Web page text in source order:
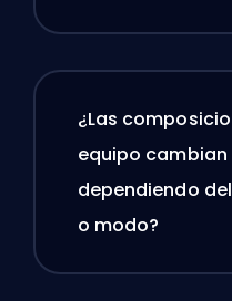
¿Las
equipo cambian
dependiendo
o modo?